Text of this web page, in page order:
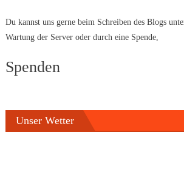
Du kannst uns gerne beim Schreiben des Blogs
Wartung der Server oder durch eine Spende,
Spenden
Unser Wetter